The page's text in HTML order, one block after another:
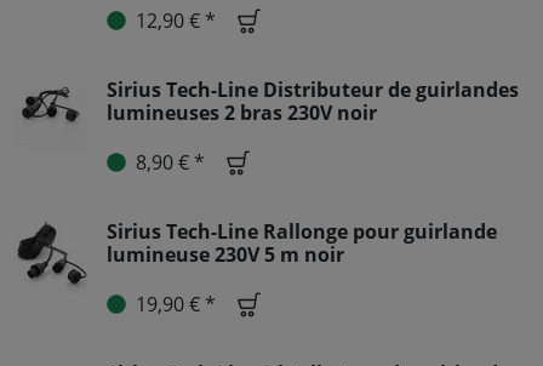
12,90 € *
Sirius Tech-Line Distributeur de guirlandes
lumineuses 2 bras 230V noir
8,90 € *
Sirius Tech-Line Rallonge pour guirlande
lumineuse 230V 5 m noir
19,90 € *